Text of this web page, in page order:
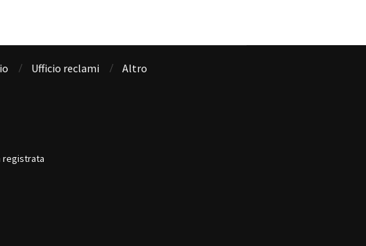
Ufficio reclami Altro
registrata